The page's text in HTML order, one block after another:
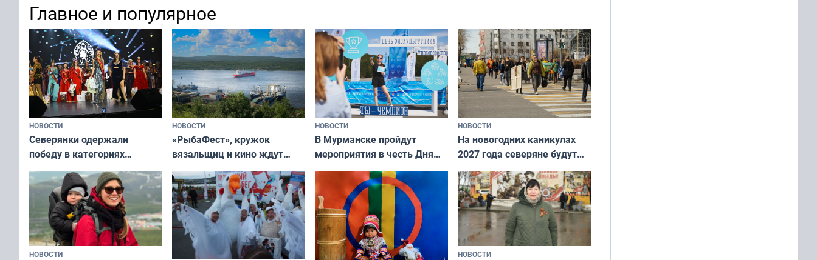
и вернуть свежий взгляд
без дорогих средств
современно и стильно без
переплат
независимому питомцу
питомцу всё сразу и без
криков
Главное и популярное
НОВОСТИ
Северянки одержали
победу в категориях
всероссийского конкурса
«Мисс и Миссис Великая
Русь»
НОВОСТИ
«РыбаФест», кружок
вязальщиц и кино ждут
мурманчан в эти выходные
НОВОСТИ
В Мурманске пройдут
мероприятия в честь Дня
физкультурника
НОВОСТИ
На новогодних каникулах
2027 года северяне будут
отдыхать 11 дней
НОВОСТИ НОВОСТИ